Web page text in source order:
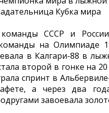
Кубка мира
команды СССР и
на Олимпиаде
в Калгари-88 в
второй в гонке на
спринт в
а через два
завоевала